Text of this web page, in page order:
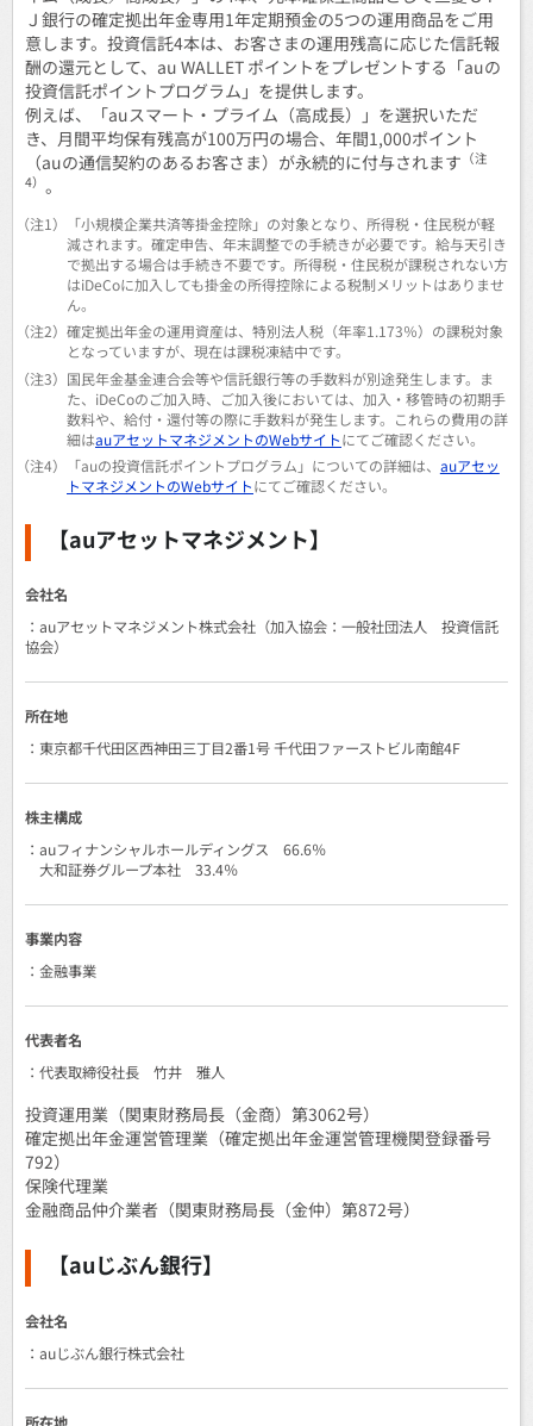
Ｊ銀行の確定拠出年金専用1年定期預金の5つの運用商品をご用
意します。投資信託4本は、お客さまの運用残高に応じた信託報
酬の還元として、au WALLET ポイントをプレゼントする「auの
投資信託ポイントプログラム」を提供します。
例えば、「auスマート・プライム（高成長）」を選択いただ
き、月間平均保有残高が100万円の場合、年間1,000ポイント
（auの通信契約のあるお客さま）が永続的に付与されます （注
4） 。
（注1）
「小規模企業共済等掛金控除」の対象となり、所得税・住民税が軽
減されます。確定申告、年末調整での手続きが必要です。給与天引き
で拠出する場合は手続き不要です。所得税・住民税が課税されない方
はiDeCoに加入しても掛金の所得控除による税制メリットはありませ
ん。
（注2） 確定拠出年金の運用資産は、特別法人税（年率1.173％）の課税対象
となっていますが、現在は課税凍結中です。
（注3） 国民年金基金連合会等や信託銀行等の手数料が別途発生します。ま
た、iDeCoのご加入時、ご加入後においては、加入・移管時の初期手
数料や、給付・還付等の際に手数料が発生します。これらの費用の詳
細はauアセットマネジメントのWebサイトにてご確認ください。
（注4）
「auの投資信託ポイントプログラム」についての詳細は、 auアセッ
トマネジメントのWebサイトにてご確認ください。
【auアセットマネジメント】
会社名
：auアセットマネジメント株式会社（加入協会：一般社団法人 投資信託
協会）
所在地
：東京都千代田区西神田三丁目2番1号 千代田ファーストビル南館4F
株主構成
：auフィナンシャルホールディングス 66.6％
大和証券グループ本社 33.4％
事業内容
：金融事業
代表者名
：代表取締役社長 竹井 雅人
投資運用業（関東財務局長（金商）第3062号）
確定拠出年金運営管理業（確定拠出年金運営管理機関登録番号
792）
保険代理業
金融商品仲介業者（関東財務局長（金仲）第872号）
【auじぶん銀行】
会社名
：auじぶん銀行株式会社